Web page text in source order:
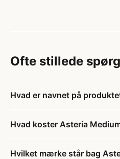
Ofte stillede
Hvad er navnet på
Hvad koster Asteria
Hvilket mærke står bag